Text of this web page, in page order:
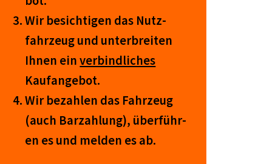
Wir be­sicht­igen das Nutz­
fahr­zeug und un­ter­breit­en
Ihnen einver­bind­liches
Kauf­an­ge­bot.
Wir be­zahl­en das Fahr­zeug
(auch Barzahlung), über­führ­
en es und mel­den es ab.